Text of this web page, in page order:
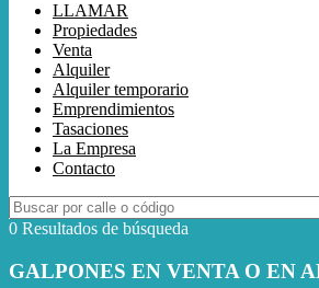
LLAMAR
Propiedades
Venta
Alquiler
Alquiler temporario
Emprendimientos
Tasaciones
La Empresa
Contacto
0 Resultados de búsqueda
GALPONES EN VENTA O EN